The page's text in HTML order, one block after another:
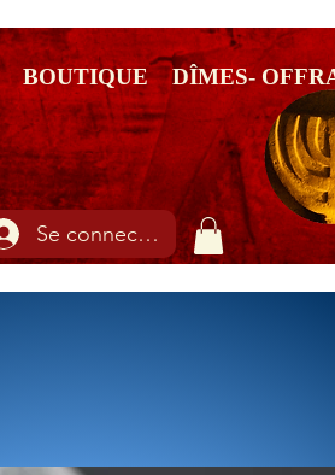
Se connecter
BOUTIQUE DÎMES-